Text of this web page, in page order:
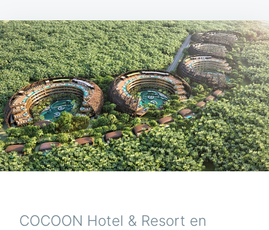
FUTURO
EN
FORMA
DE
NIDO
COCOON Hotel & Resort en